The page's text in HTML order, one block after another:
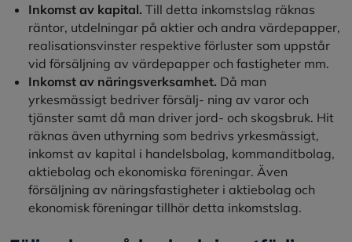
Inkomst av kapital. Till detta inkomstslag räknas
räntor, utdelningar på aktier och andra värdepapper,
realisationsvinster respektive förluster som uppstår
vid försäljning av värdepapper och fastigheter mm.
Inkomst av näringsverksamhet. Då man
yrkesmässigt bedriver försälj- ning av varor och
tjänster samt då man driver jord- och skogsbruk. Hit
räknas även uthyrning som bedrivs yrkesmässigt,
inkomst av kapital i handelsbolag, kommanditbolag,
aktiebolag och ekonomiska föreningar. Även
försäljning av näringsfastigheter i aktiebolag och
ekonomisk föreningar tillhör detta inkomstslag.